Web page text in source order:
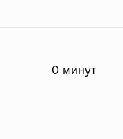
0 минут